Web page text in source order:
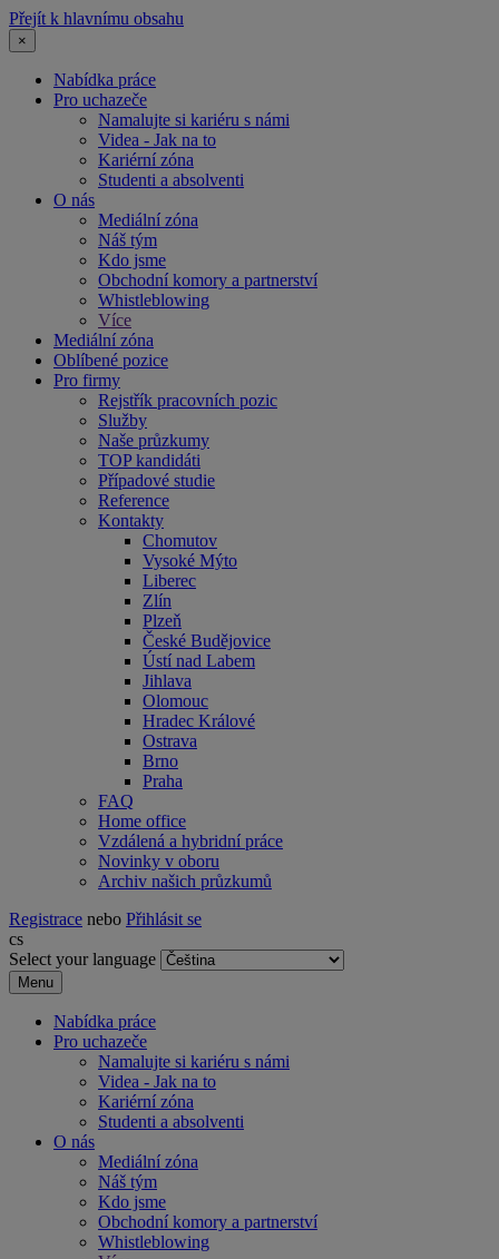
Přejít k hlavnímu obsahu
×
Nabídka práce
Pro uchazeče
Namalujte si kariéru s námi
Videa - Jak na to
Kariérní zóna
Studenti a absolventi
O nás
Mediální zóna
Náš tým
Kdo jsme
Obchodní komory a partnerství
Whistleblowing
Více
Mediální zóna
Oblíbené pozice
Pro firmy
Rejstřík pracovních pozic
Služby
Naše průzkumy
TOP kandidáti
Případové studie
Reference
Kontakty
Chomutov
Vysoké Mýto
Liberec
Zlín
Plzeň
České Budějovice
Ústí nad Labem
Jihlava
Olomouc
Hradec Králové
Ostrava
Brno
Praha
FAQ
Home office
Vzdálená a hybridní práce
Novinky v oboru
Archiv našich průzkumů
Registrace nebo Přihlásit se
cs
Select your language
Menu
Nabídka práce
Pro uchazeče
Namalujte si kariéru s námi
Videa - Jak na to
Kariérní zóna
Studenti a absolventi
O nás
Mediální zóna
Náš tým
Kdo jsme
Obchodní komory a partnerství
Whistleblowing